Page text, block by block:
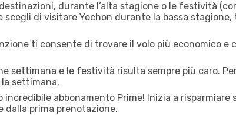
durante l’alta stagione o le festività
di visitare Yechon durante la bassa
ti consente di trovare il volo più economico e
settimana e le festività risulta sempre più caro.
settimana.
abbonamento Prime! Inizia a risparmiare
dalla prima prenotazione.